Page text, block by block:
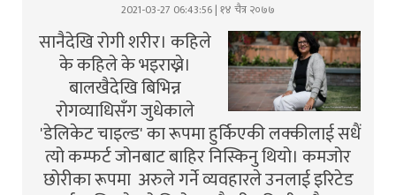
2021-03-27 06:43:56 | १४ चैत्र २०७७
सानैदेखि रोगी शरीर। कहिले
के कहिले के भइराख्ने।
बालखैदेखि बिभिन्न
रोगव्याधिसँग जुधेकाले
'डेलिकेट चाइल्ड' का रूपमा हुर्किएकी लक्कीलाई सधैं
त्यो कम्फर्ट जोनबाट बाहिर निस्किनु थियो। कमजोर
छोरीका रूपमा अरुले गर्ने व्यवहारले उनलाई इरिटेड